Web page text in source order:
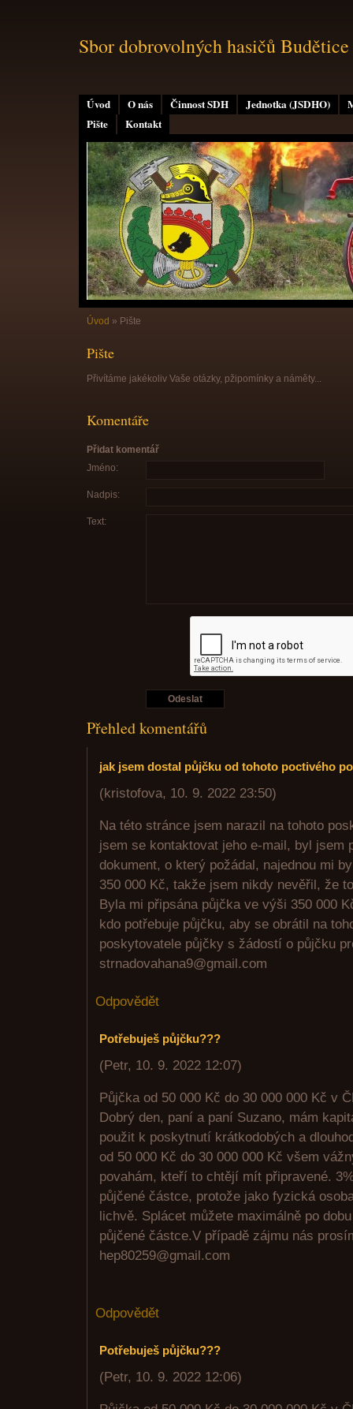
Úvod O nás Činnost SDH Jednotka (JSDHO)
Pište
Kontakt
Sbor dobrovolných hasičů Budětice
Úvod » Pište
Pište
Přivítáme jakékoliv Vaše otázky, pžipomínky a náměty...
Komentáře
Přidat komentář
Jméno:
Nadpis:
Text:
Přehled komentářů
jak jsem dostal půjčku od tohoto poctivého
(kristofova, 10. 9. 2022 23:50)
Na této stránce jsem narazil na tohoto
jsem se kontaktovat jeho e-mail, byl jsem
dokument, o který požádal, najednou mi
350 000 Kč, takže jsem nikdy nevěřil, že
Byla mi připsána půjčka ve výši 350 000
kdo potřebuje půjčku, aby se obrátil na
poskytovatele půjčky s žádostí o půjčku
strnadovahana9@gmail.com
Odpovědět
Potřebuješ půjčku???
(Petr, 10. 9. 2022 12:07)
Půjčka od 50 000 Kč do 30 000 000 Kč v
Dobrý den, paní a paní Suzano, mám
použit k poskytnutí krátkodobých a
od 50 000 Kč do 30 000 000 Kč všem
povahám, kteří to chtějí mít připravené.
půjčené částce, protože jako fyzická
lichvě. Splácet můžete maximálně po
půjčené částce.V případě zájmu nás
hep80259@gmail.com
Odpovědět
Potřebuješ půjčku???
(Petr, 10. 9. 2022 12:06)